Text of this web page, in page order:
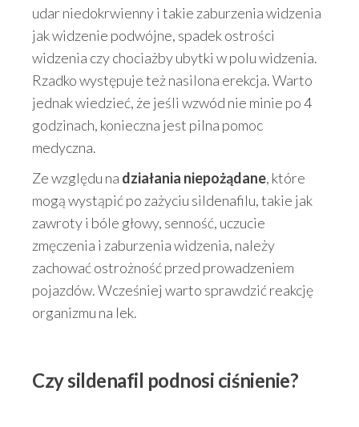
udar niedokrwienny i takie zaburzenia widzenia
jak widzenie podwójne, spadek ostrości
widzenia czy chociażby ubytki w polu widzenia.
Rzadko występuje też nasilona erekcja. Warto
jednak wiedzieć, że jeśli wzwód nie minie po 4
godzinach, konieczna jest pilna pomoc
medyczna.
Ze względu na działania niepożądane, które
mogą wystąpić po zażyciu sildenafilu, takie jak
zawroty i bóle głowy, senność, uczucie
zmęczenia i zaburzenia widzenia, należy
zachować ostrożność przed prowadzeniem
pojazdów. Wcześniej warto sprawdzić reakcję
organizmu na lek.
Czy sildenafil podnosi ciśnienie?